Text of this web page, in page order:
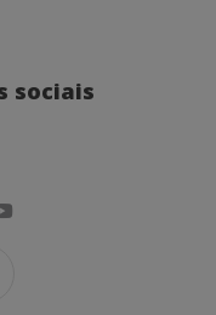
sociais